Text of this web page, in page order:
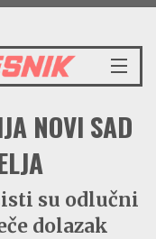
Petak 7.8.2026.
NOVI SAD
su odlučni
dolazak